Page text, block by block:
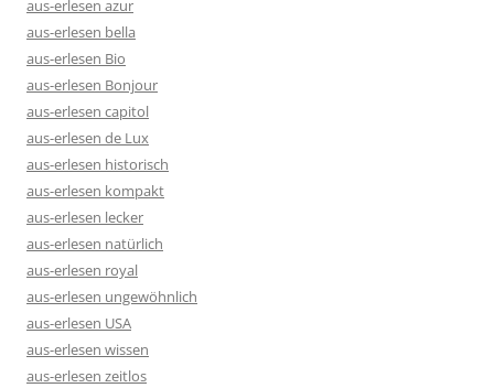
aus-erlesen azur
aus-erlesen bella
aus-erlesen Bio
aus-erlesen Bonjour
aus-erlesen capitol
aus-erlesen de Lux
aus-erlesen historisch
aus-erlesen kompakt
aus-erlesen lecker
aus-erlesen natürlich
aus-erlesen royal
aus-erlesen ungewöhnlich
aus-erlesen USA
aus-erlesen wissen
aus-erlesen zeitlos